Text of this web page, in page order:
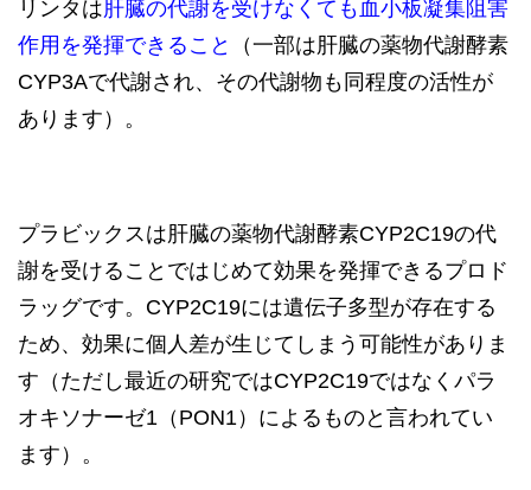
リンタは肝臓の代謝を受けなくても血小板凝集阻害
作用を発揮できる こと
（一部は肝臓の薬物代謝酵素
CYP3Aで代謝され、その代謝物も同程度の活性が
あります）。
プラビックスは肝臓の薬物代謝酵素CYP2C19の代
謝を受けることではじめて効果を発揮できるプロド
ラッグです。CYP2C19には遺伝子多型が存在する
ため、効果に個人差が生じてしまう可能性がありま
す（ただし最近の研究ではCYP2C19ではなくパラ
オキソナーゼ1（PON1）によるものと言われてい
ます）。